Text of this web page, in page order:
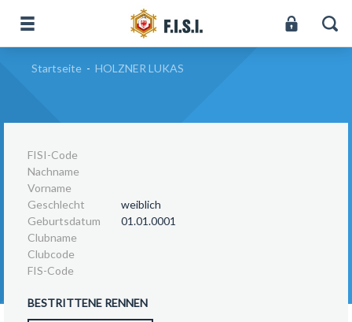
Startseite - HOLZNER LUKAS
FISI-Code
Nachname
Vorname
Geschlecht
weiblich
Geburtsdatum
01.01.0001
Clubname
Clubcode
FIS-Code
BESTRITTENE RENNEN